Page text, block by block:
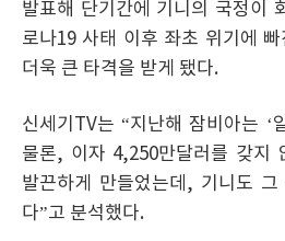
발표해 단기간에 기니의 국정이
로나19 사태 이후 좌초 위기에
더욱 큰 타격을 받게 됐다.
신세기TV는 “지난해 잠비아는 ‘
물론, 이자 4,250만달러를 갖지
발끈하게 만들었는데, 기니도
다”고 분석했다.